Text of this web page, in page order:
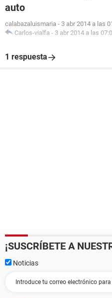
auto
calabazaluismaria - 3 abr 2014 a las
Carlos-vialfa - 3 abr 2014 a las
1 respuesta
¡SUSCRÍBETE A
Noticias